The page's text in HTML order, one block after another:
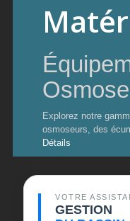
Explorez notre
osmoseurs, des
Détails
VOTRE
GESTION